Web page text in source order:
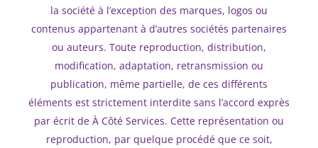
la société à l’exception des marques, logos ou
contenus appartenant à d’autres sociétés partenaires
ou auteurs. Toute reproduction, distribution,
modification, adaptation, retransmission ou
publication, même partielle, de ces différents
éléments est strictement interdite sans l’accord exprès
par écrit de À Côté Services. Cette représentation ou
reproduction, par quelque procédé que ce soit,